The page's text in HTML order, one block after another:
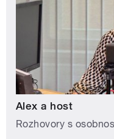
Alex a host
Rozhovory s